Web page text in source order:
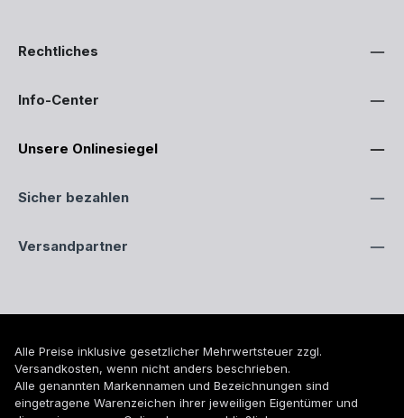
Rechtliches
Info-Center
Unsere Onlinesiegel
Sicher bezahlen
Versandpartner
Alle Preise inklusive gesetzlicher Mehrwertsteuer zzgl.
Versandkosten, wenn nicht anders beschrieben.
Alle genannten Markennamen und Bezeichnungen sind
eingetragene Warenzeichen ihrer jeweiligen Eigentümer und